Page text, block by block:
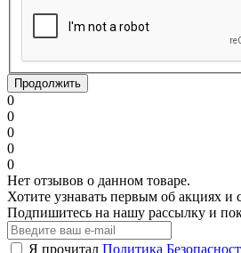
Продолжить
0
0
0
0
0
Нет отзывов о данном товаре.
Хотите узнавать первым об акциях и
Подпишитесь на нашу рассылку и
Я прочитал Политика